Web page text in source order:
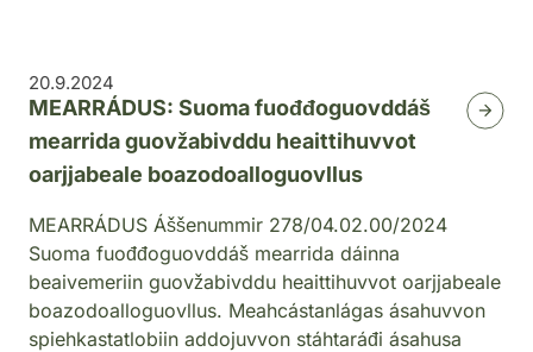
20.9.2024
MEARRÁDUS: Suoma fuođđoguovddáš
mearrida guovžabivddu heaittihuvvot
oarjjabeale boazodoalloguovllus
MEARRÁDUS Áššenummir 278/04.02.00/2024
Suoma fuođđoguovddáš mearrida dáinna
beaivemeriin guovžabivddu heaittihuvvot oarjjabeale
boazodoalloguovllus. Meahcástanlágas ásahuvvon
spiehkastatlobiin addojuvvon stáhtaráđi ásahusa